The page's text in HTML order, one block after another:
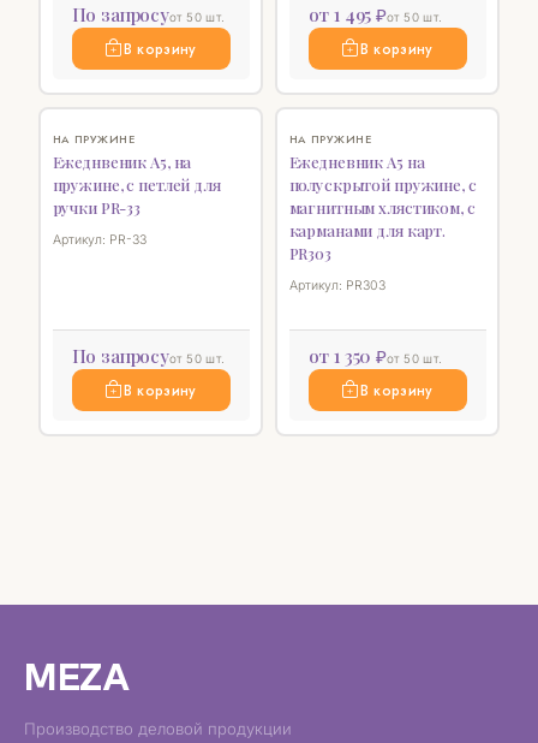
По запросуот 50 шт.
В корзину
от 1 495 ₽от 50 шт.
В корзину
НА ПРУЖИНЕ
Ежеднвеник А5, на
пружине, с петлей для
ручки PR-33
Артикул: PR-33
По запросуот 50 шт.
В корзину
НОВИНКА
НА ПРУЖИНЕ
Ежедневник А5 на
полускрытой пружине, с
магнитным хлястиком, с
карманами для карт.
PR303
Артикул: PR303
от 1 350 ₽от 50 шт.
В корзину
MEZA
Производство деловой продукции